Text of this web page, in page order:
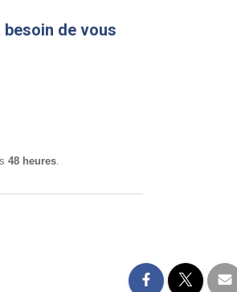
besoin de vous
48 heures.